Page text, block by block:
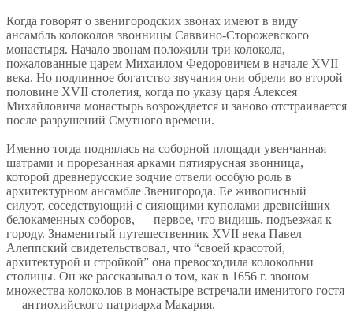
Когда говорят о звенигородских звонах имеют в виду
ансамбль колоколов звонницы Саввино-Сторожевского
монастыря. Начало звонам положили три колокола,
пожалованные царем Михаилом Федоровичем в начале XVII
века. Но подлинное богатство звучания они обрели во второй
половине XVII столетия, когда по указу царя Алексея
Михайловича монастырь возрождается и заново отстраивается
после разрушений Смутного времени.
Именно тогда поднялась на соборной площади увенчанная
шатрами и прорезанная арками пятиярусная звонница,
которой древнерусские зодчие отвели особую роль в
архитектурном ансамбле Звенигорода. Ее живописный
силуэт, соседствующий с сияющими куполами древнейших
белокаменных соборов, — первое, что видишь, подъезжая к
городу. Знаменитый путешественник XVII века Павел
Алеппский свидетельствовал, что “своей красотой,
архитектурой и стройкой” она превосходила колокольни
столицы. Он же рассказывал о том, как в 1656 г. звоном
множества колоколов в монастыре встречали именитого гостя
— антиохийского патриарха Макария.